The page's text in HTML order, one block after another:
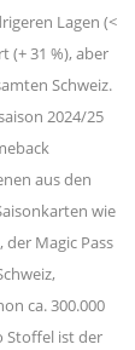
Lagen (<
(+ 31 %), aber
Schweiz.
2024/25
aus den
wie
der Magic Pass
ca. 300.000
Stoffel ist der